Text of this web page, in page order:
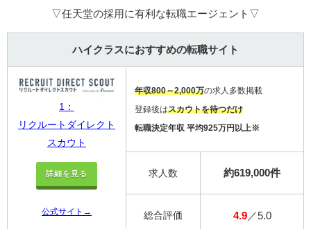
▽任天堂の採用に有利な転職エージェント▽
ハイクラスにおすすめの転職サイト
1：
リクルートダイレクト
スカウト
詳細を見る
公式サイト→
年収800～2,000万の求人多数掲載
登録後はスカウトを待つだけ
転職決定年収 平均925万円以上※
求人数 約619,000件
総合評価 4.9／5.0